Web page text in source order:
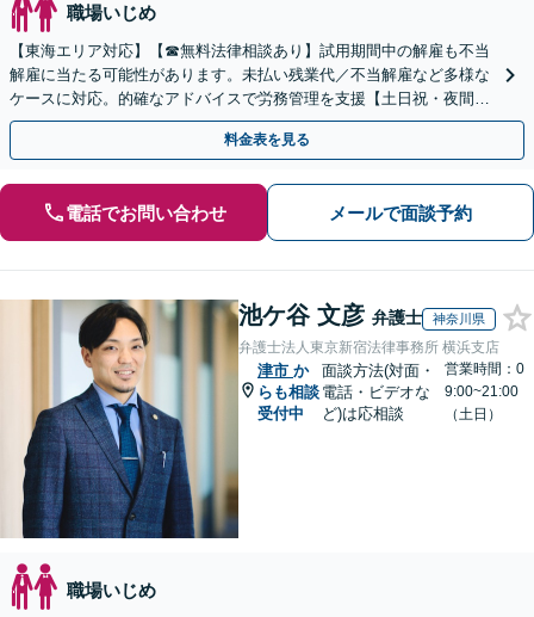
職場いじめ
【東海エリア対応】【☎︎無料法律相談あり】試用期間中の解雇も不当
解雇に当たる可能性があります。未払い残業代／不当解雇など多様な
ケースに対応。的確なアドバイスで労務管理を支援【土日祝・夜間対
応】【オンライン面談可】【完全個室】
料金表を見る
電話でお問い合わせ メールで面談予約
池ケ谷 文彦 弁護士 神奈川県
弁護士法人東京新宿法律事務所 横浜支店
津市 か
らも相談
受付中
面談方法(対面・
電話・ビデオな
ど)は応相談
営業時間：0
9:00~21:00
（土日）
職場いじめ